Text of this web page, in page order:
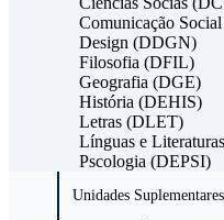
Comunicação
Design (DDGN)
Filosofia (DFIL)
Geografia (DGE)
História (DEHIS)
Letras (DLET)
Línguas e
Pscologia (DEPSI)
Unidades Suplementares